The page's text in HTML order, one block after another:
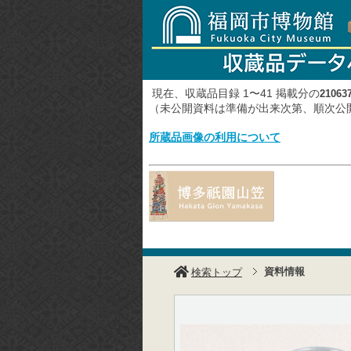
現在、収蔵品目録 1〜41 掲載分の
（未公開資料は準備が出来次第、順次
所蔵品画像の利用について
検索トップ 資料情報